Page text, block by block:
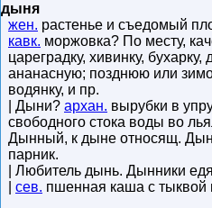
дыня
жен. растенье и съедомый
кавк. моржовка? По месту,
цареградку, хивинку, бухарку,
ананасную; позднюю или
водянку, и пр.
| Дыни? архан. вырубки в
свободного стока воды во
Дынный, к дыне относящ.
парник.
| Любитель дынь. Дынники
сев. пшенная каша с тыквой